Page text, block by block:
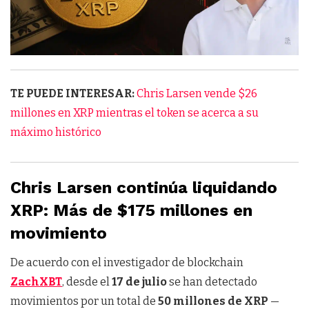
TE PUEDE INTERESAR:Chris Larsen vende $26
millones en XRP mientras el token se acerca a su
máximo histórico
Chris Larsen continúa liquidando
XRP: Más de $175 millones en
movimiento
De acuerdo con el investigador de blockchain
ZachXBT, desde el17 de juliose han detectado
movimientos por un total de 50 millones de XRP —